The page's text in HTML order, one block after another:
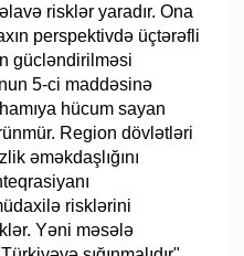
risklər yaradır. Ona
perspektivdə üçtərəfli
gücləndirilməsi
5-ci maddəsinə
hücum sayan
Region dövlətləri
əməkdaşlığını
risklərini
Yəni məsələ